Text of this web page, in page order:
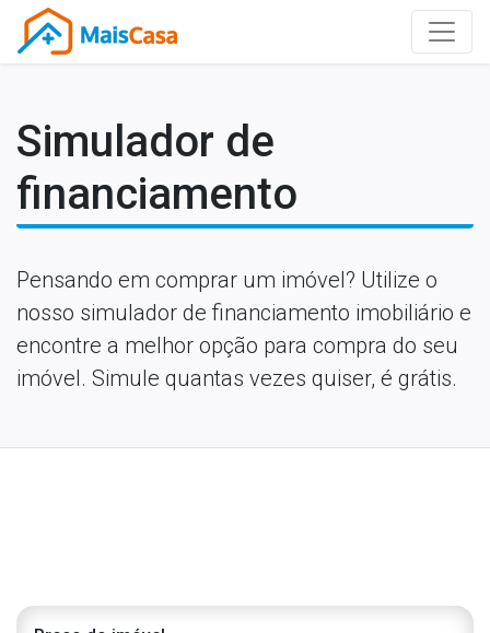
Simulador de
financiamento
Pensando em comprar um imóvel? Utilize o
nosso simulador de financiamento imobiliário e
encontre a melhor opção para compra do seu
imóvel. Simule quantas vezes quiser, é grátis.